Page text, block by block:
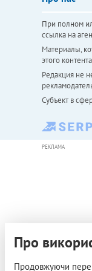
При полном
ссылка на
Материалы,
этого
Редакция не
Субъект в
РЕКЛАМА
Про
Продовжуючи